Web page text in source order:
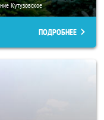
Кутузовское
ПОДРОБНЕЕ